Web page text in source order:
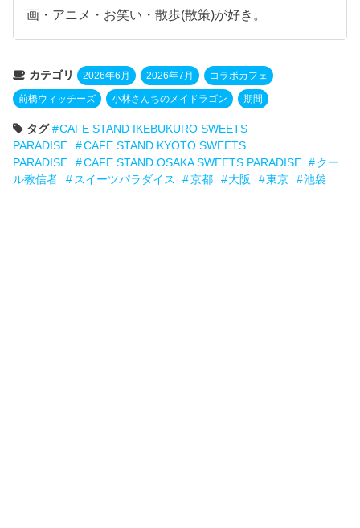
画・アニメ・お笑い・散歩(散策)が好き。
カテゴリ 2026年6月 2026年7月 コラボカフェ
前橋ウィッチーズ 小林さんちのメイドラゴン 期間
タグ
CAFE STAND IKEBUKURO SWEETS
PARADISE
CAFE STAND KYOTO SWEETS
PARADISE
CAFE STAND OSAKA SWEETS PARADISE
クー
ル教信者
スイーツパラダイス 京都 大阪 東京 池袋